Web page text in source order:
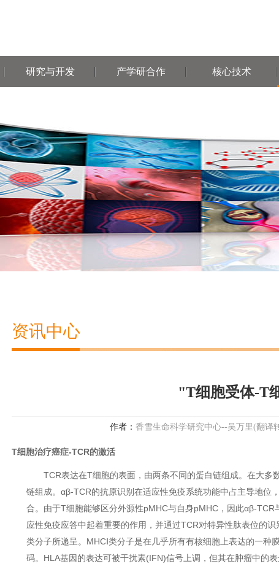
研究与开发 产学研合作 核心技术
资讯中心
"T细胞受体-T
作者： 香雪生命科学研究中心--吴万里(翻译
T细胞治疗癌症-TCR的激活
TCR表达在T细胞的表面，由两条不同的蛋白链组成。在大多
链组成。αβ-TCR的抗原识别在适应性免疫系统功能中占主导地位
合。由于T细胞能够区分外源性pMHC与自身pMHC，因此αβ-
应性免疫应答中起着重要的作用，并通过TCR对特异性肽表位的
类分子所递呈。MHCⅠ类分子是在几乎所有有核细胞上表达的一
码。HLA基因的表达可被干扰素(IFN)信号上调，但其在肿瘤中的